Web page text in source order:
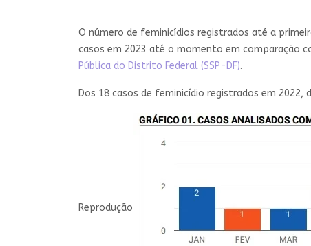
O número de feminicídios registrados até a
casos em 2023 até o momento em comparação
Pública do Distrito Federal (SSP-DF).
Dos 18 casos de feminicídio registrados em
Reprodução